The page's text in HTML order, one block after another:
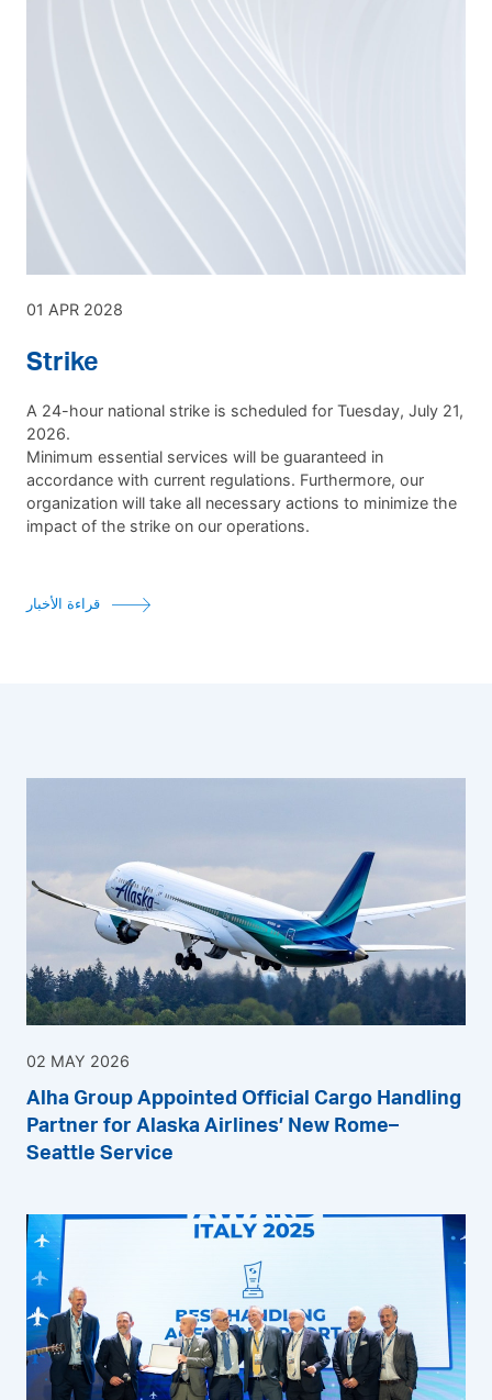
01 APR 2028
Strike
A 24-hour national strike is scheduled for Tuesday, July 21,
2026.
Minimum essential services will be guaranteed in
accordance with current regulations. Furthermore, our
organization will take all necessary actions to minimize the
impact of the strike on our operations.
قراءة الأخبار
02 MAY 2026
Alha Group Appointed Official Cargo Handling
Partner for Alaska Airlines’ New Rome–
Seattle Service